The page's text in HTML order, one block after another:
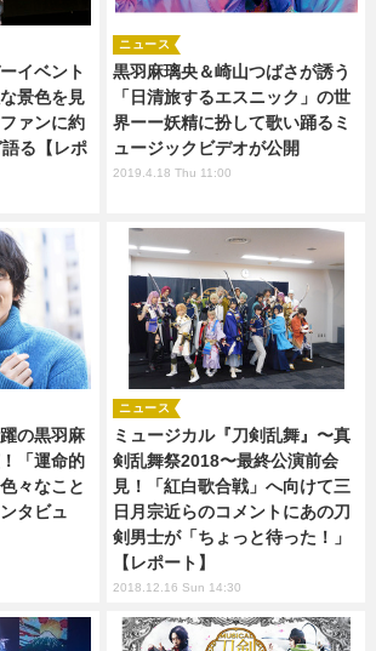
イベント
景色を見
ァンに約
る【レポ
黒羽麻璃央＆崎山つばさが誘う
「日清旅するエスニック」の世
界ーー妖精に扮して歌い踊るミ
ュージックビデオが公開
ニュース
2019.4.18 Thu 11:00
の黒羽麻
「運命的
々なこと
タビュ
ミュージカル『刀剣乱舞』〜真
剣乱舞祭2018〜最終公演前会
見！「紅白歌合戦」へ向けて三
日月宗近らのコメントにあの刀
剣男士が「ちょっと待った！」
【レポート】
ニュース
2018.12.16 Sun 14:30